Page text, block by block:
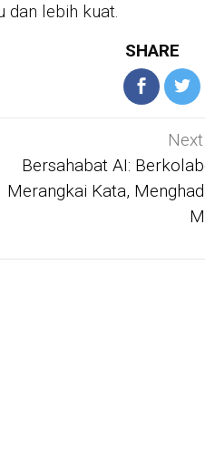
dan lebih kuat.
SHARE
Bersahabat AI:
Merangkai Kata,